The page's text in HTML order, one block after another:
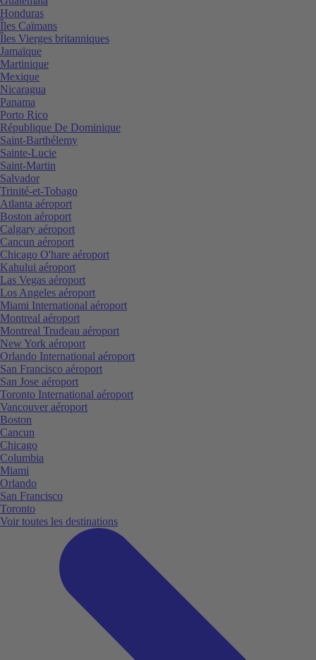
Honduras
Îles Caïmans
Îles Vierges britanniques
Jamaïque
Martinique
Mexique
Nicaragua
Panama
Porto Rico
République De Dominique
Saint-Barthélemy
Sainte-Lucie
Saint-Martin
Salvador
Trinité-et-Tobago
Atlanta aéroport
Boston aéroport
Calgary aéroport
Cancun aéroport
Chicago O'hare aéroport
Kahului aéroport
Las Vegas aéroport
Los Angeles aéroport
Miami International aéroport
Montreal aéroport
Montreal Trudeau aéroport
New York aéroport
Orlando International aéroport
San Francisco aéroport
San Jose aéroport
Toronto International aéroport
Vancouver aéroport
Boston
Cancun
Chicago
Columbia
Miami
Orlando
San Francisco
Toronto
Voir toutes les destinations